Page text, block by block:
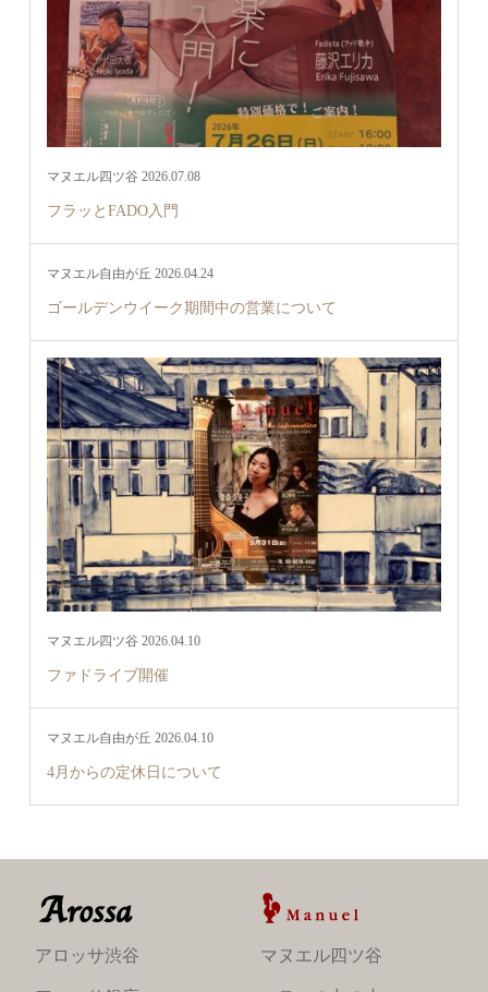
マヌエル四ツ谷 2026.07.08
フラッとFADO入門
マヌエル自由が丘 2026.04.24
ゴールデンウイーク期間中の営業について
マヌエル四ツ谷 2026.04.10
ファドライブ開催
マヌエル自由が丘 2026.04.10
4月からの定休日について
アロッサ渋谷 マヌエル四ツ谷